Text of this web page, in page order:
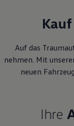
Auf das
nehmen. Mit
neuen
Ihre